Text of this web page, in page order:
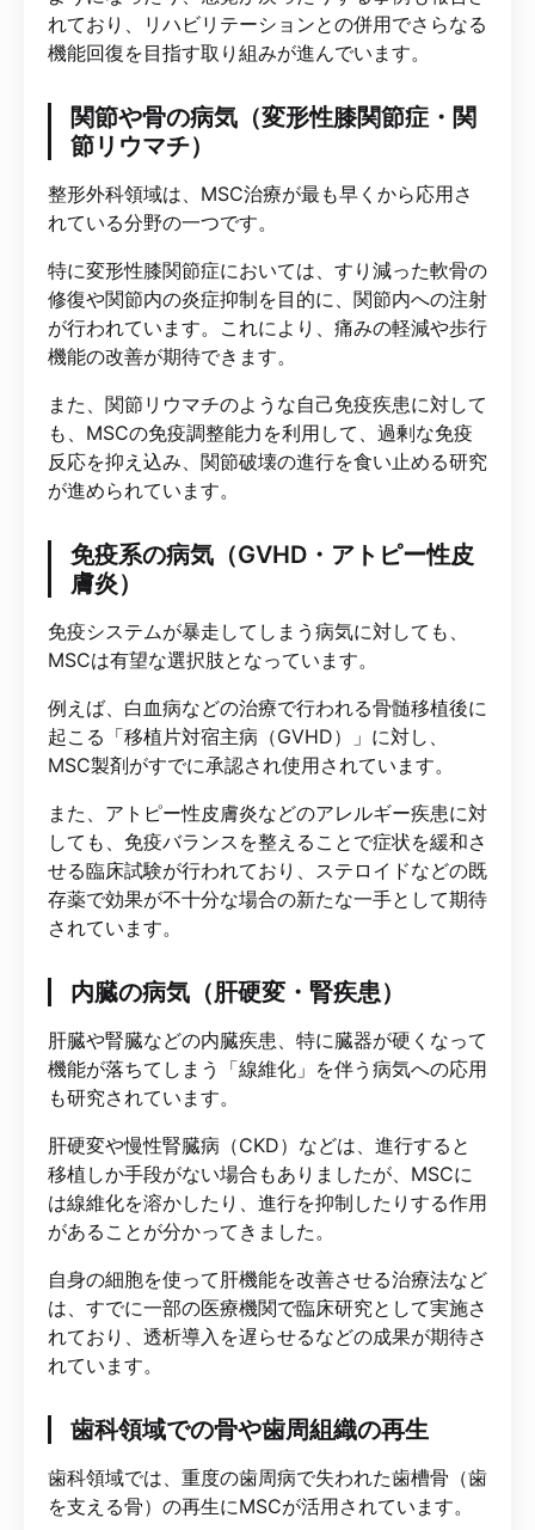
れており、リハビリテーションとの併用でさらなる
機能回復を目指す取り組みが進んでいます。
関節や骨の病気（変形性膝関節症・関
節リウマチ）
整形外科領域は、MSC治療が最も早くから応用さ
れている分野の一つです。
特に変形性膝関節症においては、すり減った軟骨の
修復や関節内の炎症抑制を目的に、関節内への注射
が行われています。これにより、痛みの軽減や歩行
機能の改善が期待できます。
また、関節リウマチのような自己免疫疾患に対して
も、MSCの免疫調整能力を利用して、過剰な免疫
反応を抑え込み、関節破壊の進行を食い止める研究
が進められています。
免疫系の病気（GVHD・アトピー性皮
膚炎）
免疫システムが暴走してしまう病気に対しても、
MSCは有望な選択肢となっています。
例えば、白血病などの治療で行われる骨髄移植後に
起こる「移植片対宿主病（GVHD）」に対し、
MSC製剤がすでに承認され使用されています。
また、アトピー性皮膚炎などのアレルギー疾患に対
しても、免疫バランスを整えることで症状を緩和さ
せる臨床試験が行われており、ステロイドなどの既
存薬で効果が不十分な場合の新たな一手として期待
されています。
内臓の病気（肝硬変・腎疾患）
肝臓や腎臓などの内臓疾患、特に臓器が硬くなって
機能が落ちてしまう「線維化」を伴う病気への応用
も研究されています。
肝硬変や慢性腎臓病（CKD）などは、進行すると
移植しか手段がない場合もありましたが、MSCに
は線維化を溶かしたり、進行を抑制したりする作用
があることが分かってきました。
自身の細胞を使って肝機能を改善させる治療法など
は、すでに一部の医療機関で臨床研究として実施さ
れており、透析導入を遅らせるなどの成果が期待さ
れています。
歯科領域での骨や歯周組織の再生
歯科領域では、重度の歯周病で失われた歯槽骨（歯
を支える骨）の再生にMSCが活用されています。